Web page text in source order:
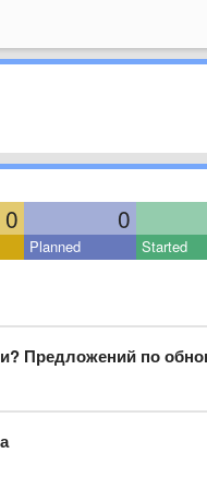
0 0
Planned Started
Предложений по